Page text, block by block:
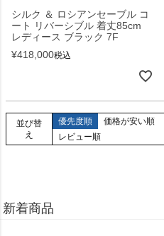
シルク ＆ ロシアンセーブル コ
ート リバーシブル 着丈85cm
レディース ブラック 7F
¥418,000税込
並び替
え
優先度順 価格が安い順
レビュー順
新着商品